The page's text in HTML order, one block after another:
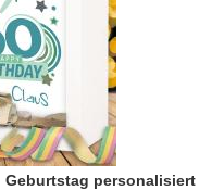
Geburtstag personalisiert